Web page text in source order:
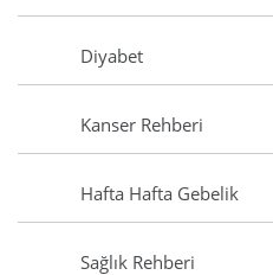
Diyabet
Kanser Rehberi
Hafta Hafta Gebelik
Sağlık Rehberi